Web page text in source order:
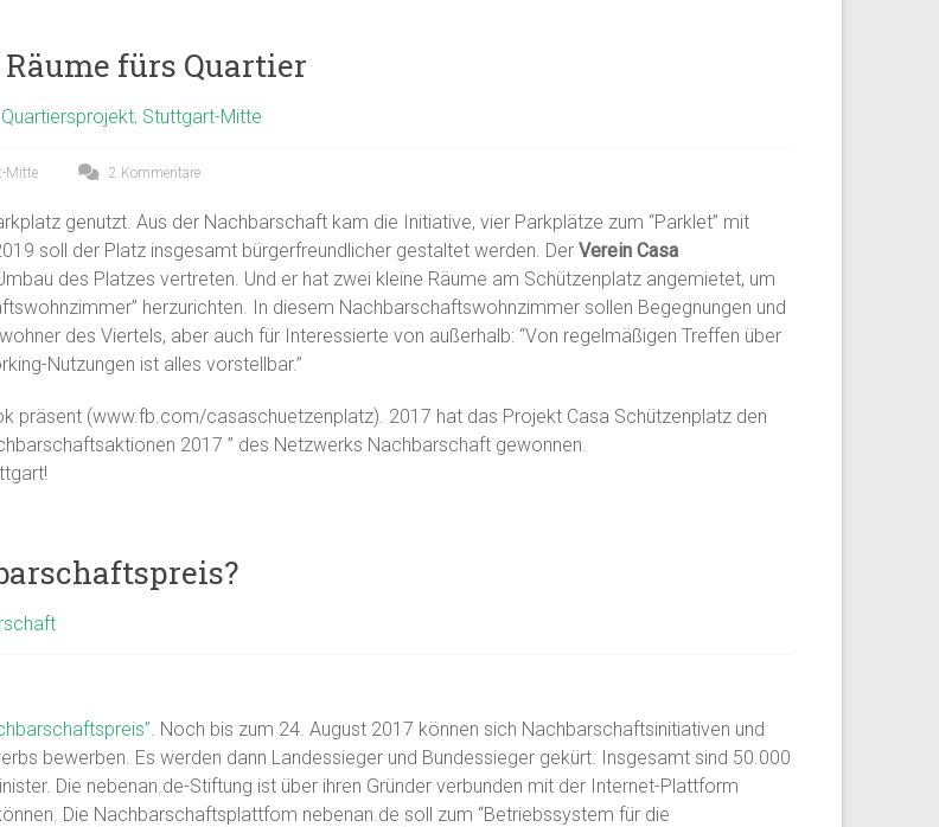
fürs Quartier
Quartiersprojekt, Stuttgart-Mitte
Mitte 2 Kommentare
genutzt. Aus der Nachbarschaft kam die Initiative, vier Parkplätze zum “Parklet” mit
soll der Platz insgesamt bürgerfreundlicher gestaltet werden. Der Verein Casa
des Platzes vertreten. Und er hat zwei kleine Räume am Schützenplatz angemietet, um
herzurichten. In diesem Nachbarschaftswohnzimmer sollen Begegnungen und
des Viertels, aber auch für Interessierte von außerhalb: “Von regelmäßigen Treffen über
Nutzungen ist alles vorstellbar.”
präsent (www.fb.com/casaschuetzenplatz). 2017 hat das Projekt Casa Schützenplatz den
2017 ” des Netzwerks Nachbarschaft gewonnen.
. Noch bis zum 24. August 2017 können sich Nachbarschaftsinitiativen und
bewerben. Es werden dann Landessieger und Bundessieger gekürt. Insgesamt sind 50.000
Die nebenan.de-Stiftung ist über ihren Gründer verbunden mit der Internet-Plattform
Die Nachbarschaftsplattfom nebenan.de soll zum “Betriebssystem für die